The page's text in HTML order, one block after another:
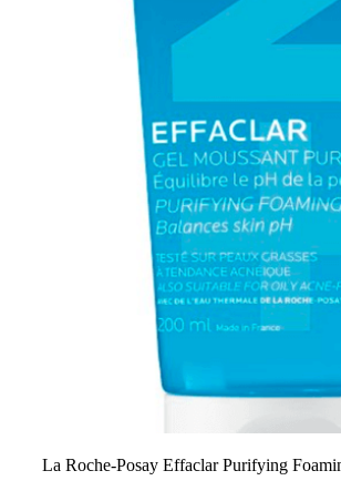
La Roche-Posay Effaclar Purifying